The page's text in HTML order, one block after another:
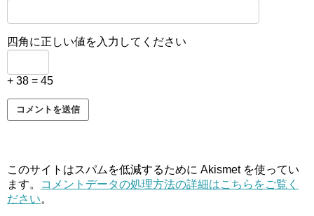
四角に正しい値を入力してください
+ 38 = 45
このサイトはスパムを低減するために Akismet を使ってい
ます。
コメントデータの処理方法の詳細はこちらをご覧く
ださい。